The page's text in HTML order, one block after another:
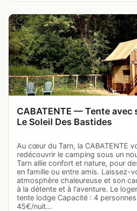
CABATENTE — Tente avec
Le Soleil Des Bastides
Au cœur du Tarn, la CABATENTE
redécouvrir le camping sous un
Tarn allie confort et nature, pour
en famille ou entre amis. Laissez-
atmosphère chaleureuse et son
à la détente et à l'aventure. Le
tente lodge Capacité : 4
45€/nuit…